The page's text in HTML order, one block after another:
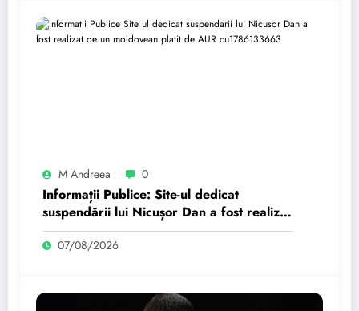
M Andreea 0
Informații Publice: Site-ul dedicat
suspendării lui Nicușor Dan a fost realizat
de un moldovean plătit de AUR cu…
07/08/2026